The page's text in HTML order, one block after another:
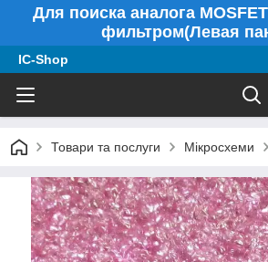
Для поиска аналога
фильтром(Левая
IC-Shop
Товари та послуги Мікросхеми